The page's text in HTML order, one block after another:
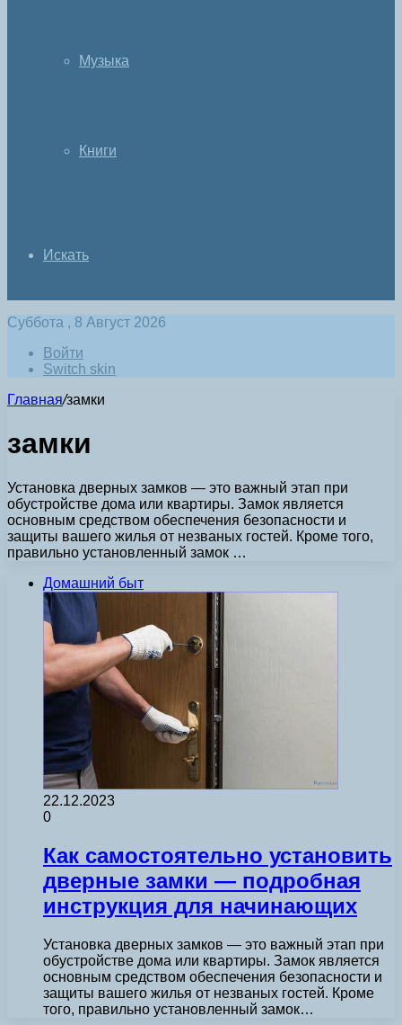
Музыка
Книги
Искать
Суббота , 8 Август 2026
Войти
Switch skin
Главная/замки
замки
Установка дверных замков — это важный этап при
обустройстве дома или квартиры. Замок является
основным средством обеспечения безопасности и
защиты вашего жилья от незваных гостей. Кроме того,
правильно установленный замок …
Домашний быт
22.12.2023
0
Как самостоятельно установить
дверные замки — подробная
инструкция для начинающих
Установка дверных замков — это важный этап при
обустройстве дома или квартиры. Замок является
основным средством обеспечения безопасности и
защиты вашего жилья от незваных гостей. Кроме
того, правильно установленный замок…